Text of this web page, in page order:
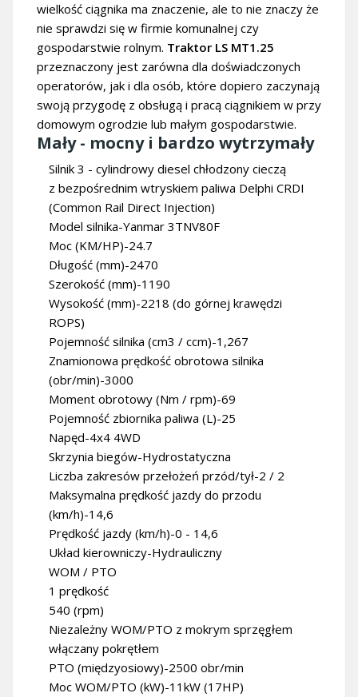
wielkość ciągnika ma znaczenie, ale to nie znaczy że
nie sprawdzi się w firmie komunalnej czy
gospodarstwie rolnym. Traktor LS MT1.25
przeznaczony jest zarówna dla doświadczonych
operatorów, jak i dla osób, które dopiero zaczynają
swoją przygodę z obsługą i pracą ciągnikiem w przy
domowym ogrodzie lub małym gospodarstwie.
Mały - mocny i bardzo wytrzymały
Silnik 3 - cylindrowy diesel chłodzony cieczą
z bezpośrednim wtryskiem paliwa Delphi CRDI
(Common Rail Direct Injection)
Model silnika-Yanmar 3TNV80F
Moc (KM/HP)-24.7
Długość (mm)-2470
Szerokość (mm)-1190
Wysokość (mm)-2218 (do górnej krawędzi
ROPS)
Pojemność silnika (cm3 / ccm)-1,267
Znamionowa prędkość obrotowa silnika
(obr/min)-3000
Moment obrotowy (Nm / rpm)-69
Pojemność zbiornika paliwa (L)-25
Napęd-4x4 4WD
Skrzynia biegów-Hydrostatyczna
Liczba zakresów przełożeń przód/tył-2 / 2
Maksymalna prędkość jazdy do przodu
(km/h)-14,6
Prędkość jazdy (km/h)-0 - 14,6
Układ kierowniczy-Hydrauliczny
WOM / PTO
1 prędkość
540 (rpm)
Niezależny WOM/PTO z mokrym sprzęgłem
włączany pokrętłem
PTO (międzyosiowy)-2500 obr/min
Moc WOM/PTO (kW)-11kW (17HP)